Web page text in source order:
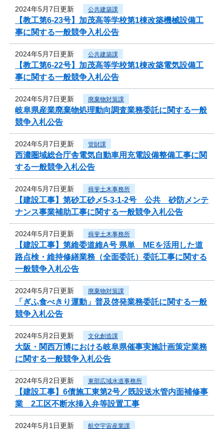
2024年5月7日更新 公共建築課
【教工第6-23号】加茂高等学校第1棟改築機械設備工
事に関する一般競争入札公告
2024年5月7日更新 公共建築課
【教工第6-22号】加茂高等学校第1棟改築電気設備工
事に関する一般競争入札公告
2024年5月7日更新 廃棄物対策課
岐阜県産業廃棄物処理動向調査業務委託に関する一般
競争入札公告
2024年5月7日更新 管財課
西濃圏域総合庁舎電気自動車用充電設備整備工事に関
する一般競争入札公告
2024年5月7日更新 揖斐土木事務所
【建設工事】第砂工砂メ5-3-1-2号 公共 砂防メンテ
ナンス事業補助工事に関する一般競争入札公告
2024年5月7日更新 揖斐土木事務所
【建設工事】第維委道維A号 県単 MEを活用した道
路点検・維持修繕業務（全面委託）委託工事に関する
一般競争入札公告
2024年5月7日更新 廃棄物対策課
「ぎふ食べきり運動」普及啓発業務委託に関する一般
競争入札公告
2024年5月2日更新 文化創造課
大阪・関西万博における岐阜県催事実施計画策定業務
に関する一般競争入札公告
2024年5月2日更新 東部広域水道事務所
【建設工事】6債施工東第2号／既設送水管内面補修事
業 2工区不断水挿入弁等設置工事
2024年5月1日更新 航空宇宙産業課